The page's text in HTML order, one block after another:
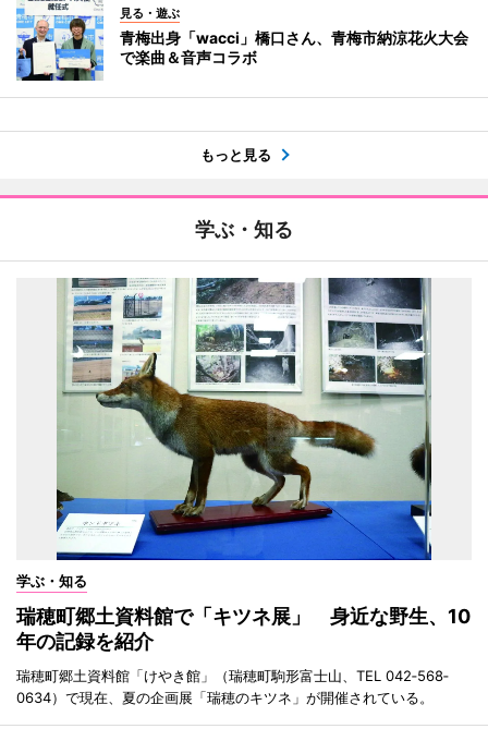
見る・遊ぶ
青梅出身「wacci」橋口さん、青梅市納涼花火大会
で楽曲＆音声コラボ
もっと見る
学ぶ・知る
学ぶ・知る
瑞穂町郷土資料館で「キツネ展」 身近な野生、10
年の記録を紹介
瑞穂町郷土資料館「けやき館」（瑞穂町駒形富士山、TEL 042‐568‐
0634）で現在、夏の企画展「瑞穂のキツネ」が開催されている。